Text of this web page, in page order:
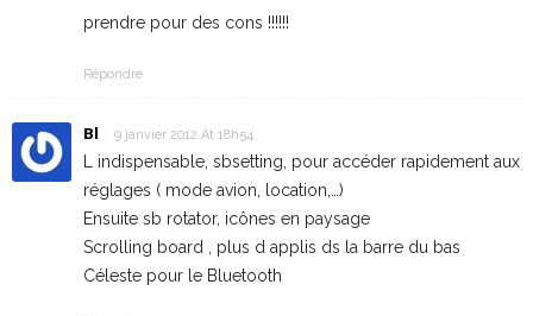
prendre pour des cons !!!!!!
Répondre
Bl 9 janvier 2012 At 18h54
L indispensable, sbsetting, pour accéder rapidement aux
réglages ( mode avion, location,…)
Ensuite sb rotator, icônes en paysage
Scrolling board , plus d applis ds la barre du bas
Céleste pour le Bluetooth